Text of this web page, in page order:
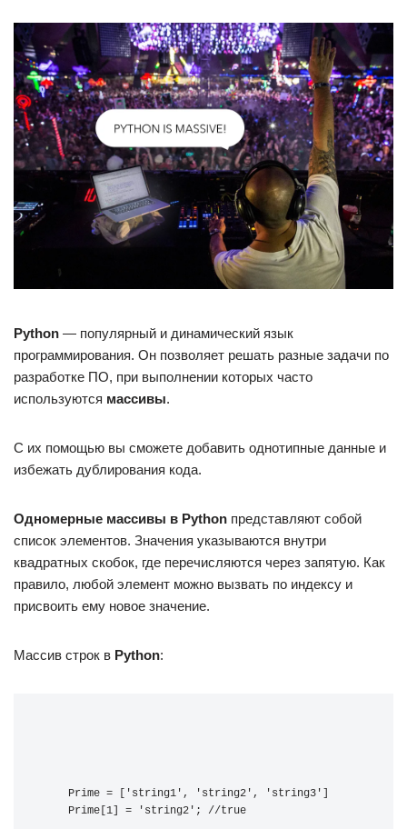
Python — популярный и динамический язык
программирования. Он позволяет решать разные задачи по
разработке ПО, при выполнении которых часто
используются массивы.
С их помощью вы сможете добавить однотипные данные и
избежать дублирования кода.
Одномерные массивы в Python представляют собой
список элементов. Значения указываются внутри
квадратных скобок, где перечисляются через запятую. Как
правило, любой элемент можно вызвать по индексу и
присвоить ему новое значение.
Массив строк в Python:
Prime = ['string1', 'string2', 'string3']
Prime[1] = 'string2'; //true